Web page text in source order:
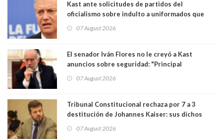
Kast ante solicitudes de partidos del
oficialismo sobre indulto a uniformados que
están presos: "Se van a analizar en su mérito"
07 August 2026
El senador Iván Flores no le creyó a Kast
anuncios sobre seguridad: "Principal
herramienta sigue sin urgencia clave para
perseguir ruta del dinero y levantar secreto
07 August 2026
Tribunal Constitucional rechaza por 7 a 3
destitución de Johannes Kaiser: sus dichos
sobre el golpe de Estado ya no importan para la
justicia constitucional porque no es diputado
07 August 2026